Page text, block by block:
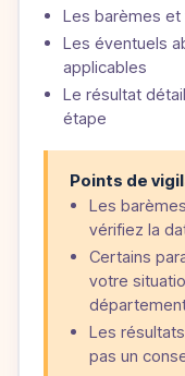
Les barèmes et
Les éventuels
applicables
Le résultat
étape
Points de
Les
vérifiez la
Certains
votre
Les
pas un